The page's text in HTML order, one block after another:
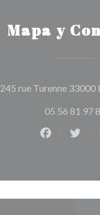
Mapa y
245 rue Turenne 33000
05 56 81 97
Facebook